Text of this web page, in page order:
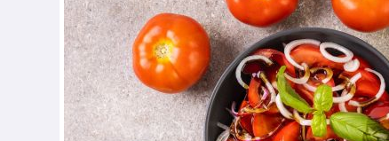
Uporaba bučnega
olja
Kulinarična
posebnost